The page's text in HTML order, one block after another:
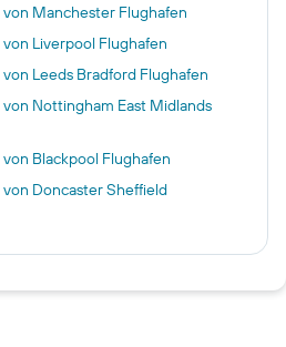
Manchester Flughafen
Liverpool Flughafen
Leeds Bradford Flughafen
Nottingham East Midlands
Blackpool Flughafen
Doncaster Sheffield